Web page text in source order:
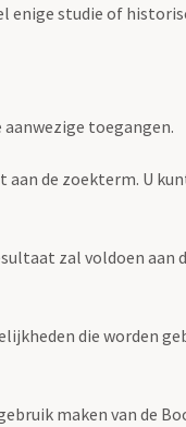
enige studie of
toegangen.
de zoekterm. U
zal voldoen aan
die worden
maken van de